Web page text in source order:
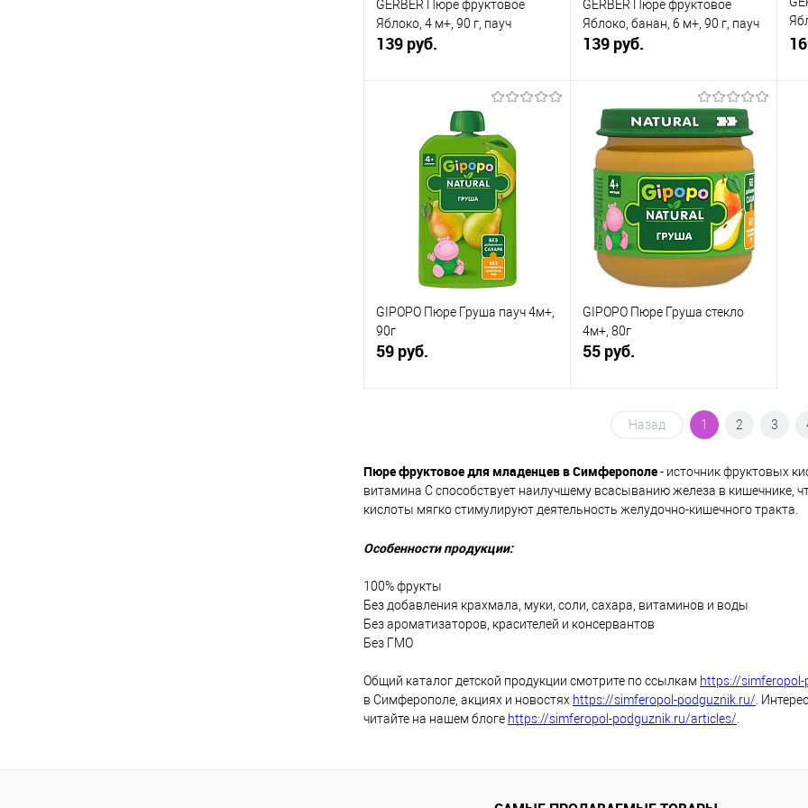
GERBER Пюре фруктовое
Яблоко, 4 м+, 90 г, пауч
139 руб.
В корзину
Купить в 1
К
сравнению
В избранное
В наличии
GERBER Пюре фруктовое
Яблоко, банан, 6 м+, 90 г, пауч
139 руб.
В корзину
Купить в 1
клик
К
сравнению
В избранное
В наличии
GIPOPO Пюре Груша пауч 4м+,
90г
59 руб.
Купить в 1
клик
К
сравнению
В наличии
GIPOPO Пюре Груша стекло
4м+, 80г
55 руб.
В корзину
Купить в 1
клик
К
сравнению
В избранное
Назад 1 2 3
Пюре фруктовое для младенцев в Симферополе- источник фруктовых
витамина С способствует наилучшему всасыванию железа в кишечнике,
кислоты мягко стимулируют деятельность желудочно-кишечного тракта.
Особенности продукции:
100% фрукты
Без добавления крахмала, муки, соли, сахара, витаминов и воды
Без ароматизаторов, красителей и консервантов
Без ГМО
Общий каталог детской продукции смотрите по ссылкам https://
в Симферополе, акциях и новостях https://simferopol-podguznik.ru/.
читайте на нашем блоге https://simferopol-podguznik.ru/articles/.